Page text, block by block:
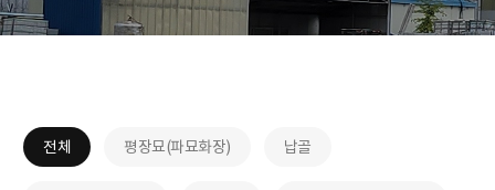
전체 평장묘(파묘화장) 납골